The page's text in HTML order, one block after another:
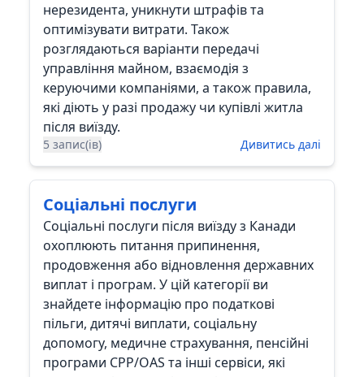
нерезидента, уникнути штрафів та
оптимізувати витрати. Також
розглядаються варіанти передачі
управління майном, взаємодія з
керуючими компаніями, а також правила,
які діють у разі продажу чи купівлі житла
після виїзду.
5 запис(ів) Дивитись далі
Соціальні послуги
Соціальні послуги після виїзду з Канади
охоплюють питання припинення,
продовження або відновлення державних
виплат і програм. У цій категорії ви
знайдете інформацію про податкові
пільги, дитячі виплати, соціальну
допомогу, медичне страхування, пенсійні
програми CPP/OAS та інші сервіси, які